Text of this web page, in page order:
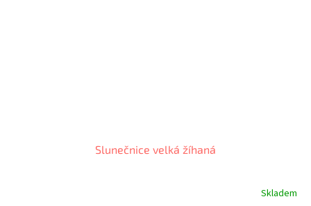
Slunečnice velká žíhaná
Skladem